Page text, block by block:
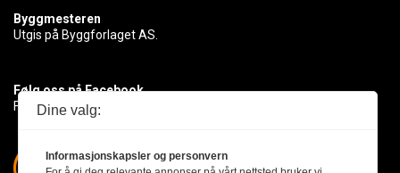
Byggmesteren
Utgis på Byggforlaget AS.
Følg oss på Facebook
Få med deg det siste innen byggebransjen
Dine valg:
Informasjonskapsler og personvern